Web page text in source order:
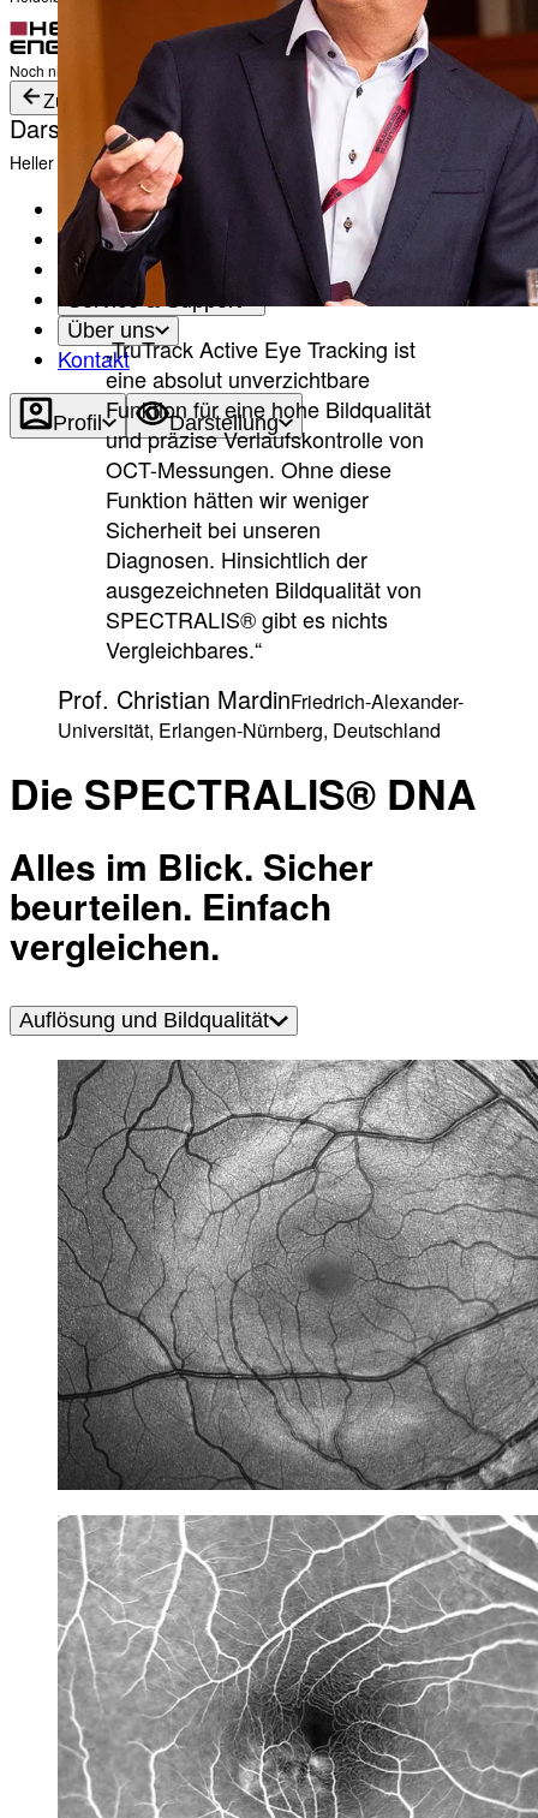
Anmelden
Noch nicht angemeldet?
Profil erstellen
Zurück
Darstellung
Heller Modus
Produkte
Academy
News & Events
Service & Support
Über uns
Kontakt
Profil Darstellung
„TruTrack Active Eye Tracking ist
eine absolut unverzichtbare
Funktion für eine hohe Bildqualität
und präzise Verlaufskontrolle von
OCT-Messungen. Ohne diese
Funktion hätten wir weniger
Sicherheit bei unseren
Diagnosen. Hinsichtlich der
ausgezeichneten Bildqualität von
SPECTRALIS® gibt es nichts
Vergleichbares.“
Prof. Christian MardinFriedrich-Alexander-
Universität, Erlangen-Nürnberg, Deutschland
Die SPECTRALIS® DNA
Alles im Blick. Sicher
beurteilen. Einfach
vergleichen.
Auflösung und Bildqualität